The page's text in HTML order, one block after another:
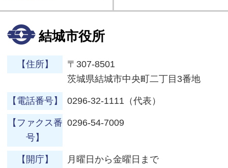
結城市役所
【住所】
〒307-8501
茨城県結城市中央町二丁目3番地
【電話番号】 0296-32-1111（代表）
【ファクス番
号】
0296-54-7009
【開庁】 月曜日から金曜日まで